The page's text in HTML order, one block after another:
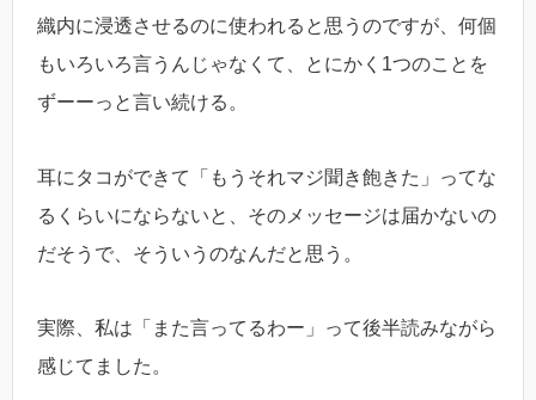
織内に浸透させるのに使われると思うのですが、何個
もいろいろ言うんじゃなくて、とにかく1つのことを
ずーーっと言い続ける。
耳にタコができて「もうそれマジ聞き飽きた」ってな
るくらいにならないと、そのメッセージは届かないの
だそうで、そういうのなんだと思う。
実際、私は「また言ってるわー」って後半読みながら
感じてました。